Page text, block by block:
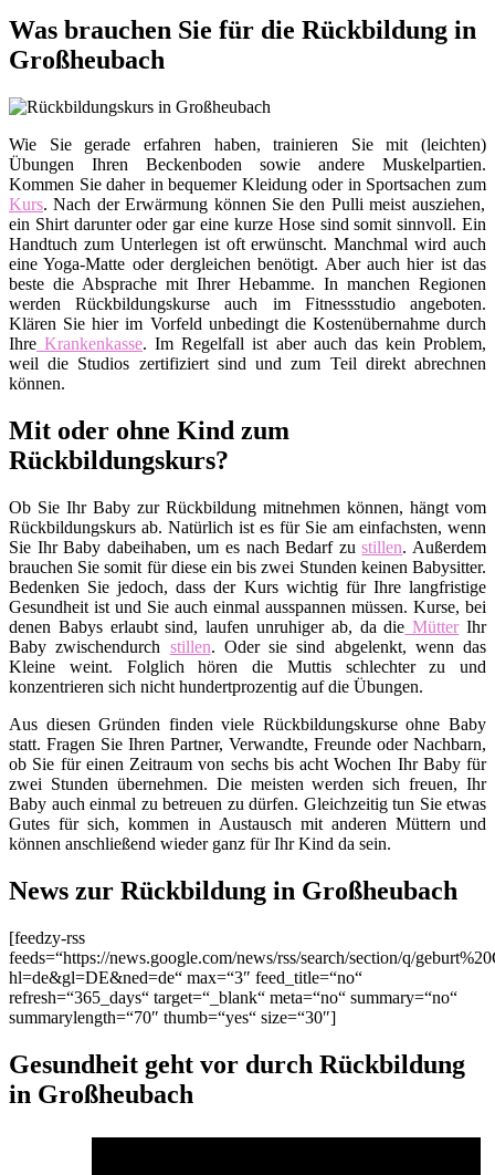
Was brauchen Sie für die Rückbildung in
Großheubach
Wie Sie gerade erfahren haben, trainieren Sie mit (leichten)
Übungen Ihren Beckenboden sowie andere Muskelpartien.
Kommen Sie daher in bequemer Kleidung oder in Sportsachen zum
Kurs. Nach der Erwärmung können Sie den Pulli meist ausziehen,
ein Shirt darunter oder gar eine kurze Hose sind somit sinnvoll. Ein
Handtuch zum Unterlegen ist oft erwünscht. Manchmal wird auch
eine Yoga-Matte oder dergleichen benötigt. Aber auch hier ist das
beste die Absprache mit Ihrer Hebamme. In manchen Regionen
werden Rückbildungskurse auch im Fitnessstudio angeboten.
Klären Sie hier im Vorfeld unbedingt die Kostenübernahme durch
Ihre Krankenkasse. Im Regelfall ist aber auch das kein Problem,
weil die Studios zertifiziert sind und zum Teil direkt abrechnen
können.
Mit oder ohne Kind zum
Rückbildungskurs?
Ob Sie Ihr Baby zur Rückbildung mitnehmen können, hängt vom
Rückbildungskurs ab. Natürlich ist es für Sie am einfachsten, wenn
Sie Ihr Baby dabeihaben, um es nach Bedarf zustillen. Außerdem
brauchen Sie somit für diese ein bis zwei Stunden keinen Babysitter.
Bedenken Sie jedoch, dass der Kurs wichtig für Ihre langfristige
Gesundheit ist und Sie auch einmal ausspannen müssen. Kurse, bei
denen Babys erlaubt sind, laufen unruhiger ab, da die MütterIhr
Baby zwischendurch stillen. Oder sie sind abgelenkt, wenn das
Kleine weint. Folglich hören die Muttis schlechter zu und
konzentrieren sich nicht hundertprozentig auf die Übungen.
Aus diesen Gründen finden viele Rückbildungskurse ohne Baby
statt. Fragen Sie Ihren Partner, Verwandte, Freunde oder Nachbarn,
ob Sie für einen Zeitraum von sechs bis acht Wochen Ihr Baby für
zwei Stunden übernehmen. Die meisten werden sich freuen, Ihr
Baby auch einmal zu betreuen zu dürfen. Gleichzeitig tun Sie etwas
Gutes für sich, kommen in Austausch mit anderen Müttern und
können anschließend wieder ganz für Ihr Kind da sein.
News zur Rückbildung in Großheubach
[feedzy-rss
feeds=“https://news.google.com/news/rss/search/section/q/
hl=de&gl=DE&ned=de“ max=“3″ feed_title=“no“
refresh=“365_days“ target=“_blank“ meta=“no“ summary=“no“
summarylength=“70″ thumb=“yes“ size=“30″]
Gesundheit geht vor durch Rückbildung
in Großheubach